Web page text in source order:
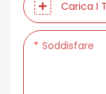
Carica I
Soddisfare